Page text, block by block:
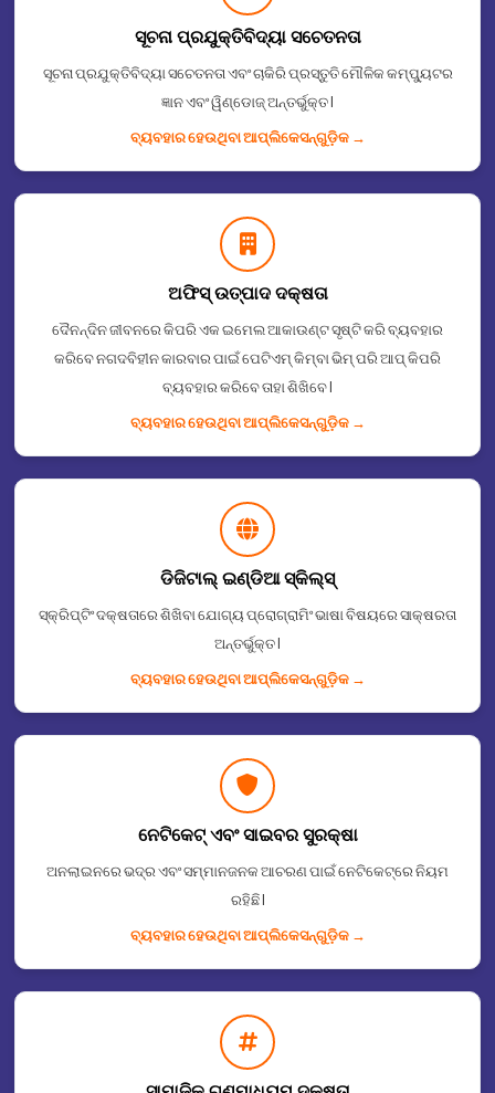
ସୂଚନା ପ୍ରଯୁକ୍ତିବିଦ୍ୟା ସଚେତନତା
ସୂଚନା ପ୍ରଯୁକ୍ତିବିଦ୍ୟା ସଚେତନତା ଏବଂ ଚାକିରି ପ୍ରସ୍ତୁତି ମୌଳିକ କମ୍ପ୍ୟୁଟର
ଜ୍ଞାନ ଏବଂ ୱିଣ୍ଡୋଜ୍ ଅନ୍ତର୍ଭୁକ୍ତ I
ବ୍ୟବହାର ହେଉଥିବା ଆପ୍ଲିକେସନ୍᠎᠎᠎ଗୁଡ଼ିକ →
ଅଫିସ୍ ଉତ୍ପାଦ ଦକ୍ଷତା
ଦୈନନ୍ଦିନ ଜୀବନରେ କିପରି ଏକ ଇମେଲ ଆକାଉଣ୍ଟ ସୃଷ୍ଟି କରି ବ୍ୟବହାର
କରିବେ ନଗଦବିହୀନ କାରବାର ପାଇଁ ପେଟିଏମ୍ କିମ୍ବା ଭିମ୍ ପରି ଆପ୍ କିପରି
ବ୍ୟବହାର କରିବେ ତାହା ଶିଖିବେ I
ବ୍ୟବହାର ହେଉଥିବା ଆପ୍ଲିକେସନ୍᠎᠎᠎ଗୁଡ଼ିକ →
ଡିଜିଟାଲ୍ ଇଣ୍ଡିଆ ସ୍କିଲ୍ସ୍
ସ୍କ୍ରିପ୍ଟିଂ ଦକ୍ଷତାରେ ଶିଖିବା ଯୋଗ୍ୟ ପ୍ରୋଗ୍ରାମିଂ ଭାଷା ବିଷୟରେ ସାକ୍ଷରତା
ଅନ୍ତର୍ଭୁକ୍ତ I
ବ୍ୟବହାର ହେଉଥିବା ଆପ୍ଲିକେସନ୍᠎᠎᠎ଗୁଡ଼ିକ →
ନେଟିକେଟ୍᠎᠎᠎᠎᠎᠎᠎ ଏବଂ ସାଇବର ସୁରକ୍ଷା
ଅନଲାଇନରେ ଭଦ୍ର ଏବଂ ସମ୍ମାନଜନକ ଆଚରଣ ପାଇଁ ନେଟିକେଟ୍᠎᠎᠎᠎᠎᠎᠎ରେ᠎᠎᠎ ନିୟମ
ରହିଛି I
ବ୍ୟବହାର ହେଉଥିବା ଆପ୍ଲିକେସନ୍᠎᠎᠎ଗୁଡ଼ିକ →